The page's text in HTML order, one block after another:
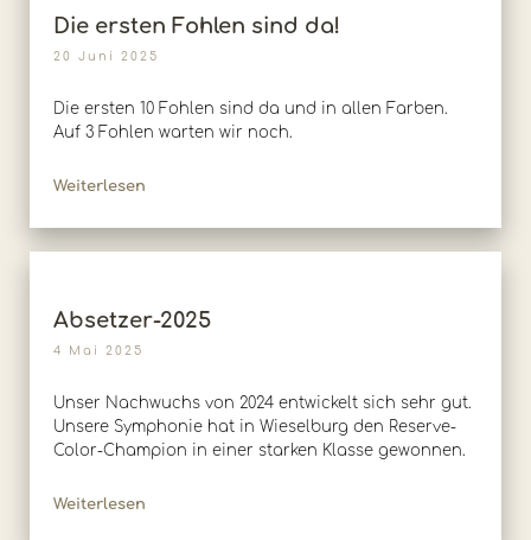
Die ersten Fohlen sind da!
20 Juni 2025
Die ersten 10 Fohlen sind da und in allen Farben.
Auf 3 Fohlen warten wir noch.
Weiterlesen
Absetzer-2025
4 Mai 2025
Unser Nachwuchs von 2024 entwickelt sich sehr gut.
Unsere Symphonie hat in Wieselburg den Reserve-
Color-Champion in einer starken Klasse gewonnen.
Weiterlesen